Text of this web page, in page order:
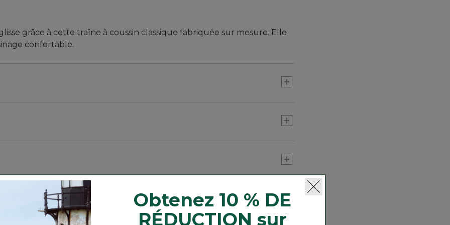
grâce à cette traîne à coussin classique fabriquée sur mesure. Elle
confortable.
sur le produit. Portez toujours l’équipement de protection
Obtenez 10 % DE
RÉDUCTION sur